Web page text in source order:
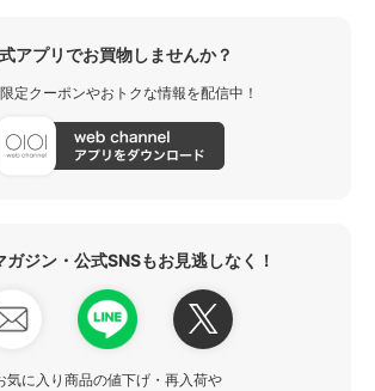
アプリでお買物しませんか？
定クーポンやおトクな情報を配信中！
ガジン・公式SNSもお見逃しなく！
気に入り商品の値下げ・再入荷や